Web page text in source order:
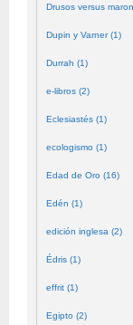
Drusos versus
Dupin y Varner (1)
Durrah (1)
e-libros (2)
Eclesiastés (1)
ecologismo (1)
Edad de Oro (16)
Edén (1)
edición inglesa (2)
Édris (1)
effrit (1)
Egipto (2)